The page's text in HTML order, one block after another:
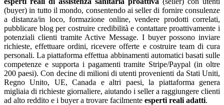
(buyer) in tutto il mondo, consentendo ai seller di fornire consulenze
a distanza/in loco, formazione online, vendere prodotti correlati,
pubblicare blog per costruire credibilità e contattare proattivamente i
potenziali clienti tramite Active Message. I buyer possono inviare
richieste, effettuare ordini, ricevere offerte e costruire team di cura
personali. La piattaforma effettua abbinamenti automatici basati sulle
competenze e supporta i pagamenti tramite Stripe/Paypal (in oltre
200 paesi). Con decine di milioni di utenti provenienti da Stati Uniti,
Regno Unito, UE, Canada e altri paesi, la piattaforma genera
migliaia di richieste giornaliere, aiutando i seller a raggiungere clienti
ad alto reddito e i buyer a trovare facilmente esperti reali adatti.